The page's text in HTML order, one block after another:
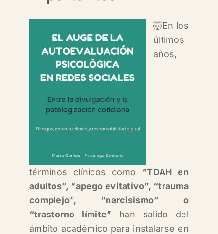
🤯En los
últimos
años,
términos clínicos como “TDAH en
adultos”, “apego evitativo”, “trauma
complejo”, “narcisismo” o
“trastorno límite” han salido del
ámbito académico para instalarse en